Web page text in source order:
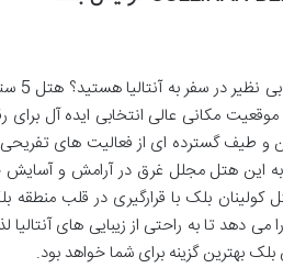
مکانی عالی انتخابی ایده آل
طیف گسترده ای از فعالیت های تفریحی
به این هتل مجلل غرق در آرامش و آسایش
کولینان بلک با قرارگیری در قلب
می دهد تا به راحتی از زیبایی های
بهترین گزینه برای شما خواهد بود.